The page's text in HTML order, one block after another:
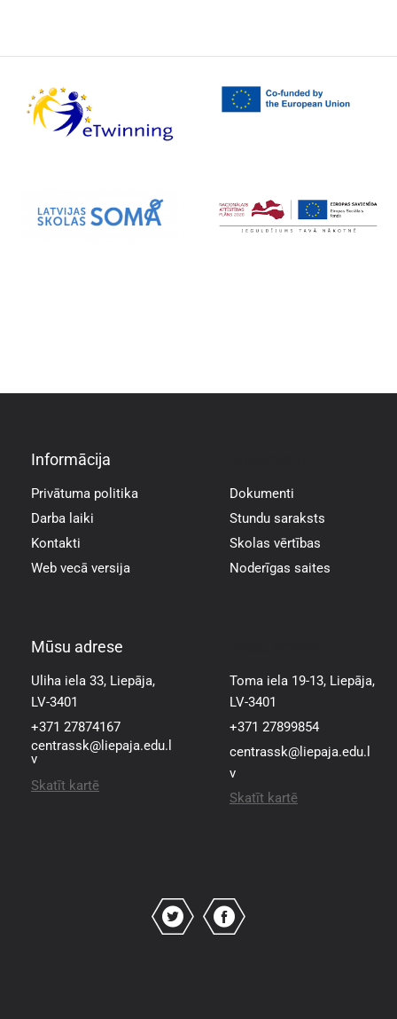
Informācija
Privātuma politika
Darba laiki
Kontakti
Web vecā versija
Dokumenti
Stundu saraksts
Skolas vērtības
Noderīgas saites
Mūsu adrese
Uliha iela 33, Liepāja,
LV-3401
+371 27874167
centrassk@liepaja.edu.l
v
Skatīt kartē
Toma iela 19-13, Liepāja,
LV-3401
+371 27899854
centrassk@liepaja.edu.l
v
Skatīt kartē